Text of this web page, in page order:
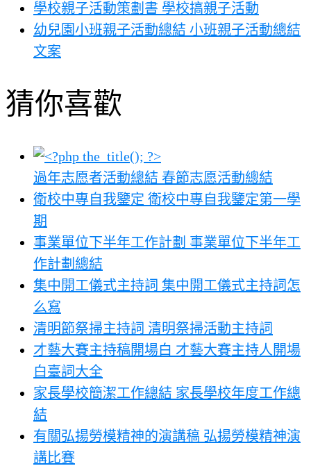
學校親子活動策劃書 學校搞親子活動
幼兒園小班親子活動總結 小班親子活動總結
文案
猜你喜歡
過年志愿者活動總結 春節志愿活動總結
衛校中專自我鑒定 衛校中專自我鑒定第一學
期
事業單位下半年工作計劃 事業單位下半年工
作計劃總結
集中開工儀式主持詞 集中開工儀式主持詞怎
么寫
清明節祭掃主持詞 清明祭掃活動主持詞
才藝大賽主持稿開場白 才藝大賽主持人開場
白臺詞大全
家長學校簡潔工作總結 家長學校年度工作總
結
有關弘揚勞模精神的演講稿 弘揚勞模精神演
講比賽